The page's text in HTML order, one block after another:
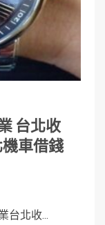
台北收
車借錢
台北收...